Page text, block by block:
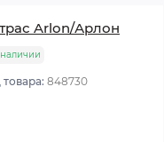
Arlon/Арлон
848730